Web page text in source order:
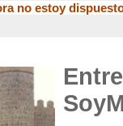
no estoy